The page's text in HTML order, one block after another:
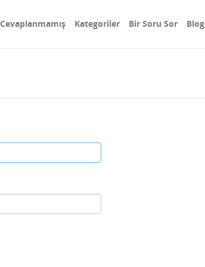
Cevaplanmamış Kategoriler Bir Soru Sor Blog